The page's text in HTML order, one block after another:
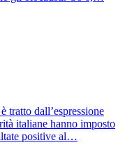
tratto dall’espressione
italiane hanno imposto
positive al…